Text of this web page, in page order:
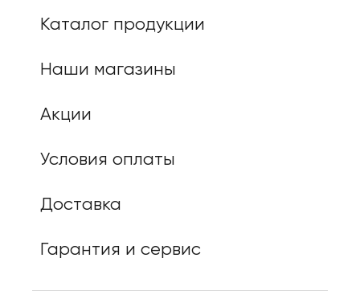
Каталог продукции
Наши магазины
Акции
Условия оплаты
Доставка
Гарантия и сервис